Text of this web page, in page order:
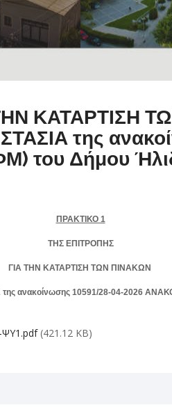
ΚΑΤΑΡΤΙΣΗ
της
του Δήμου
ΠΡΑΚΤΙΚΟ 1
ΤΗΣ ΕΠΙΤΡΟΠΗΣ
ΓΙΑ ΤΗΝ ΚΑΤΑΡΤΙΣΗ ΤΩΝ ΠΙΝΑΚΩΝ
της ανακοίνωσης 10591/28-04-2026
(421.12 KB)